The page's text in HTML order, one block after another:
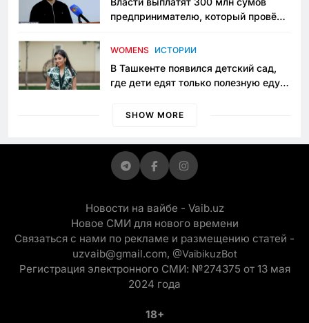
предпринимателю, который провёл
приговору
WOMENS ИСТОРИИ
В Ташкенте появился детский сад,
где дети едят только полезную еду.
просить «кашу без сахара»
SHOW MORE
Новости на вайбе - Vaib.uz
Новое СМИ для нового времени
Связаться с нами по рекламе и размещению статей -
uzvaib@gmail.com, @VaibikuzBot
Регистрация электронного СМИ: №274375 от 13 мая
2024 года
18+